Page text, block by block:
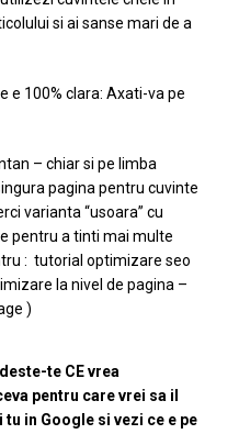
si ai sanse mari de a
e 100% clara: Axati-va pe
– chiar si pe limba
pagina pentru cuvinte
varianta “usoara” cu
pentru a tinti mai multe
: tutorial optimizare seo
la nivel de pagina –
)
te CE vrea
pentru care vrei sa il
in Google si vezi ce e pe